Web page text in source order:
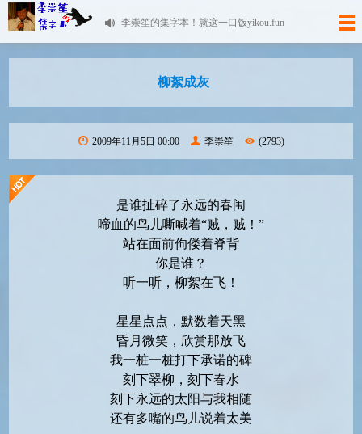
李崇笙的集字本！就这一口饭yikou.fun
柳絮成灰
2009年11月5日 00:00 李崇笙 (2793)
是谁扯碎了永远的春闱
啼血的鸟儿嘶喊着“贼，贼！”
站在面前佝偻着脊背
你是谁？
听一听，柳絮在飞！
星星点点，默数着天黑
昏月微笑，欣赏那放飞
我一桩一桩打下承诺的碑
刻下翠柳，刻下春水
刻下永远的太阳与我相随
还有多嘴的鸟儿说着太美